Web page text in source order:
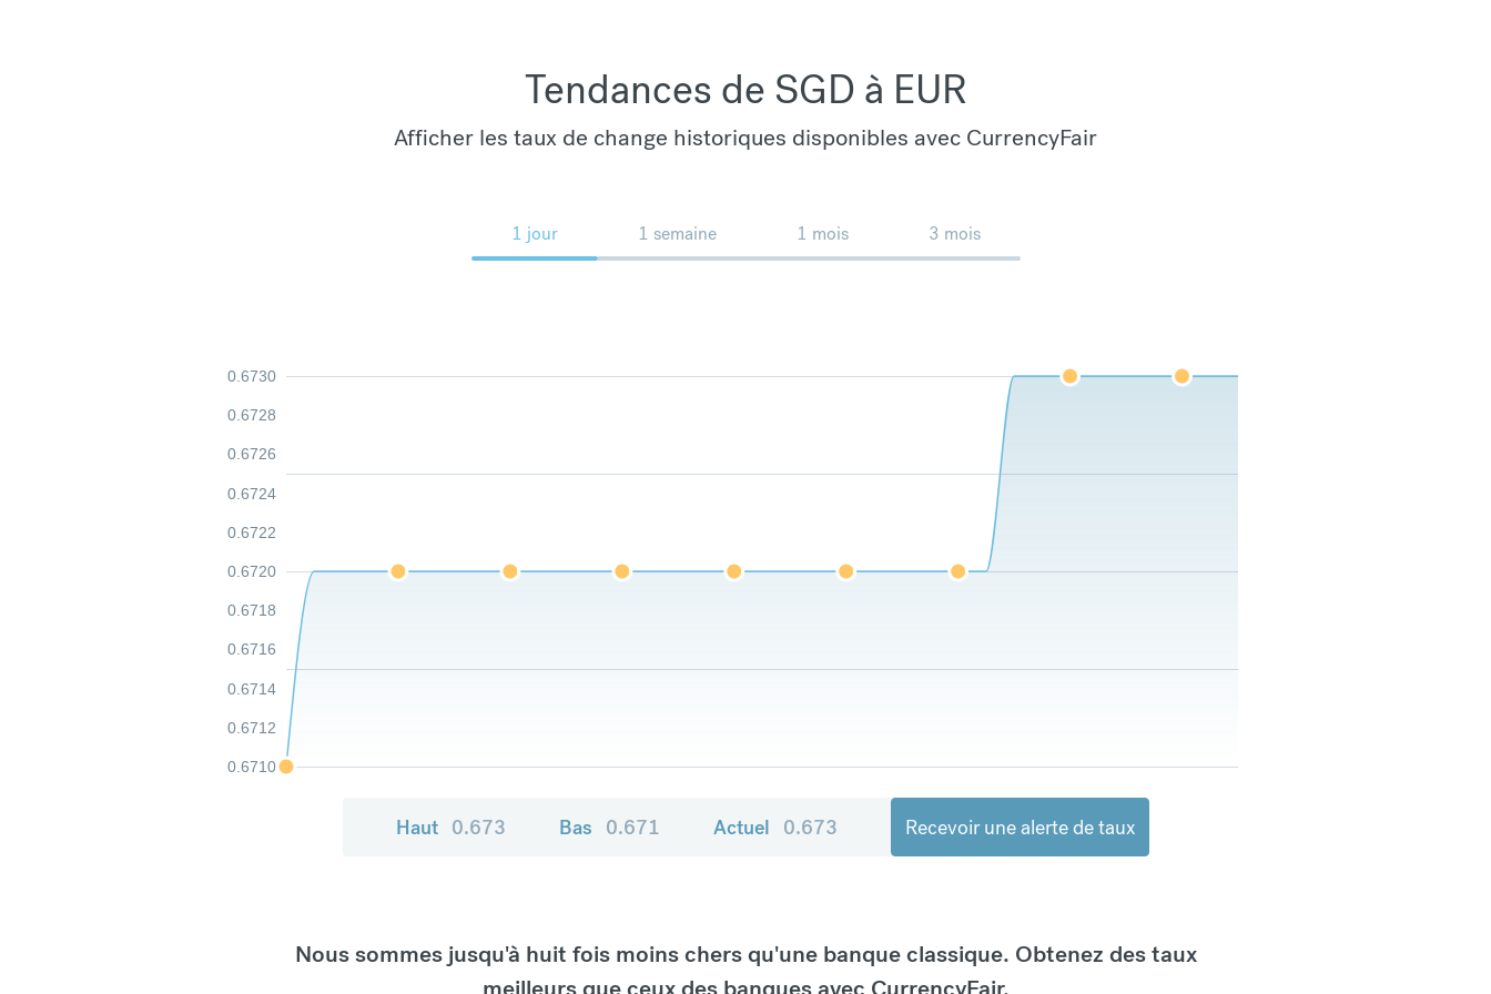
Tendances de SGD à EUR
Afficher les taux de change historiques disponibles avec CurrencyFair
1 jour 1 semaine 1 mois 3 mois
0.6710
0.6712
0.6714
0.6716
0.6718
0.6720
0.6722
0.6724
0.6726
0.6728
0.6730
Haut 0.673 Bas 0.671 Actuel 0.673 Recevoir une alerte de taux
Nous sommes jusqu'à huit fois moins chers qu'une banque classique. Obtenez des taux
meilleurs que ceux des banques avec CurrencyFair.